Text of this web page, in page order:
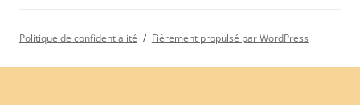
Politique de confidentialité Fièrement propulsé par WordPress